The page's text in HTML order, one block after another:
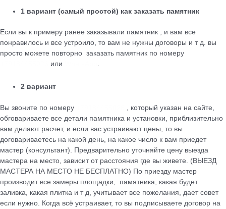
1 вариант (самый простой) как заказать памятник
Если вы к примеру ранее заказывали памятник , и вам все
понравилось и все устроило, то вам не нужны договоры и т д. вы
просто можете повторно заказать памятник по номеру
или .
2 вариант
Вы звоните по номеру
, который указан на сайте,
обговариваете все детали памятника и установки, приблизительно
вам делают расчет, и если вас устраивают цены, то вы
договариваетесь на какой день, на какое число к вам приедет
мастер (консультант). Предварительно уточняйте цену выезда
мастера на место, зависит от расстояния где вы живете. (ВЫЕЗД
МАСТЕРА НА МЕСТО НЕ БЕСПЛАТНО) По приезду мастер
производит все замеры площадки, памятника, какая будет
заливка, какая плитка и т д, учитывает все пожелания, дает совет
если нужно. Когда всё устраивает, то вы подписываете договор на